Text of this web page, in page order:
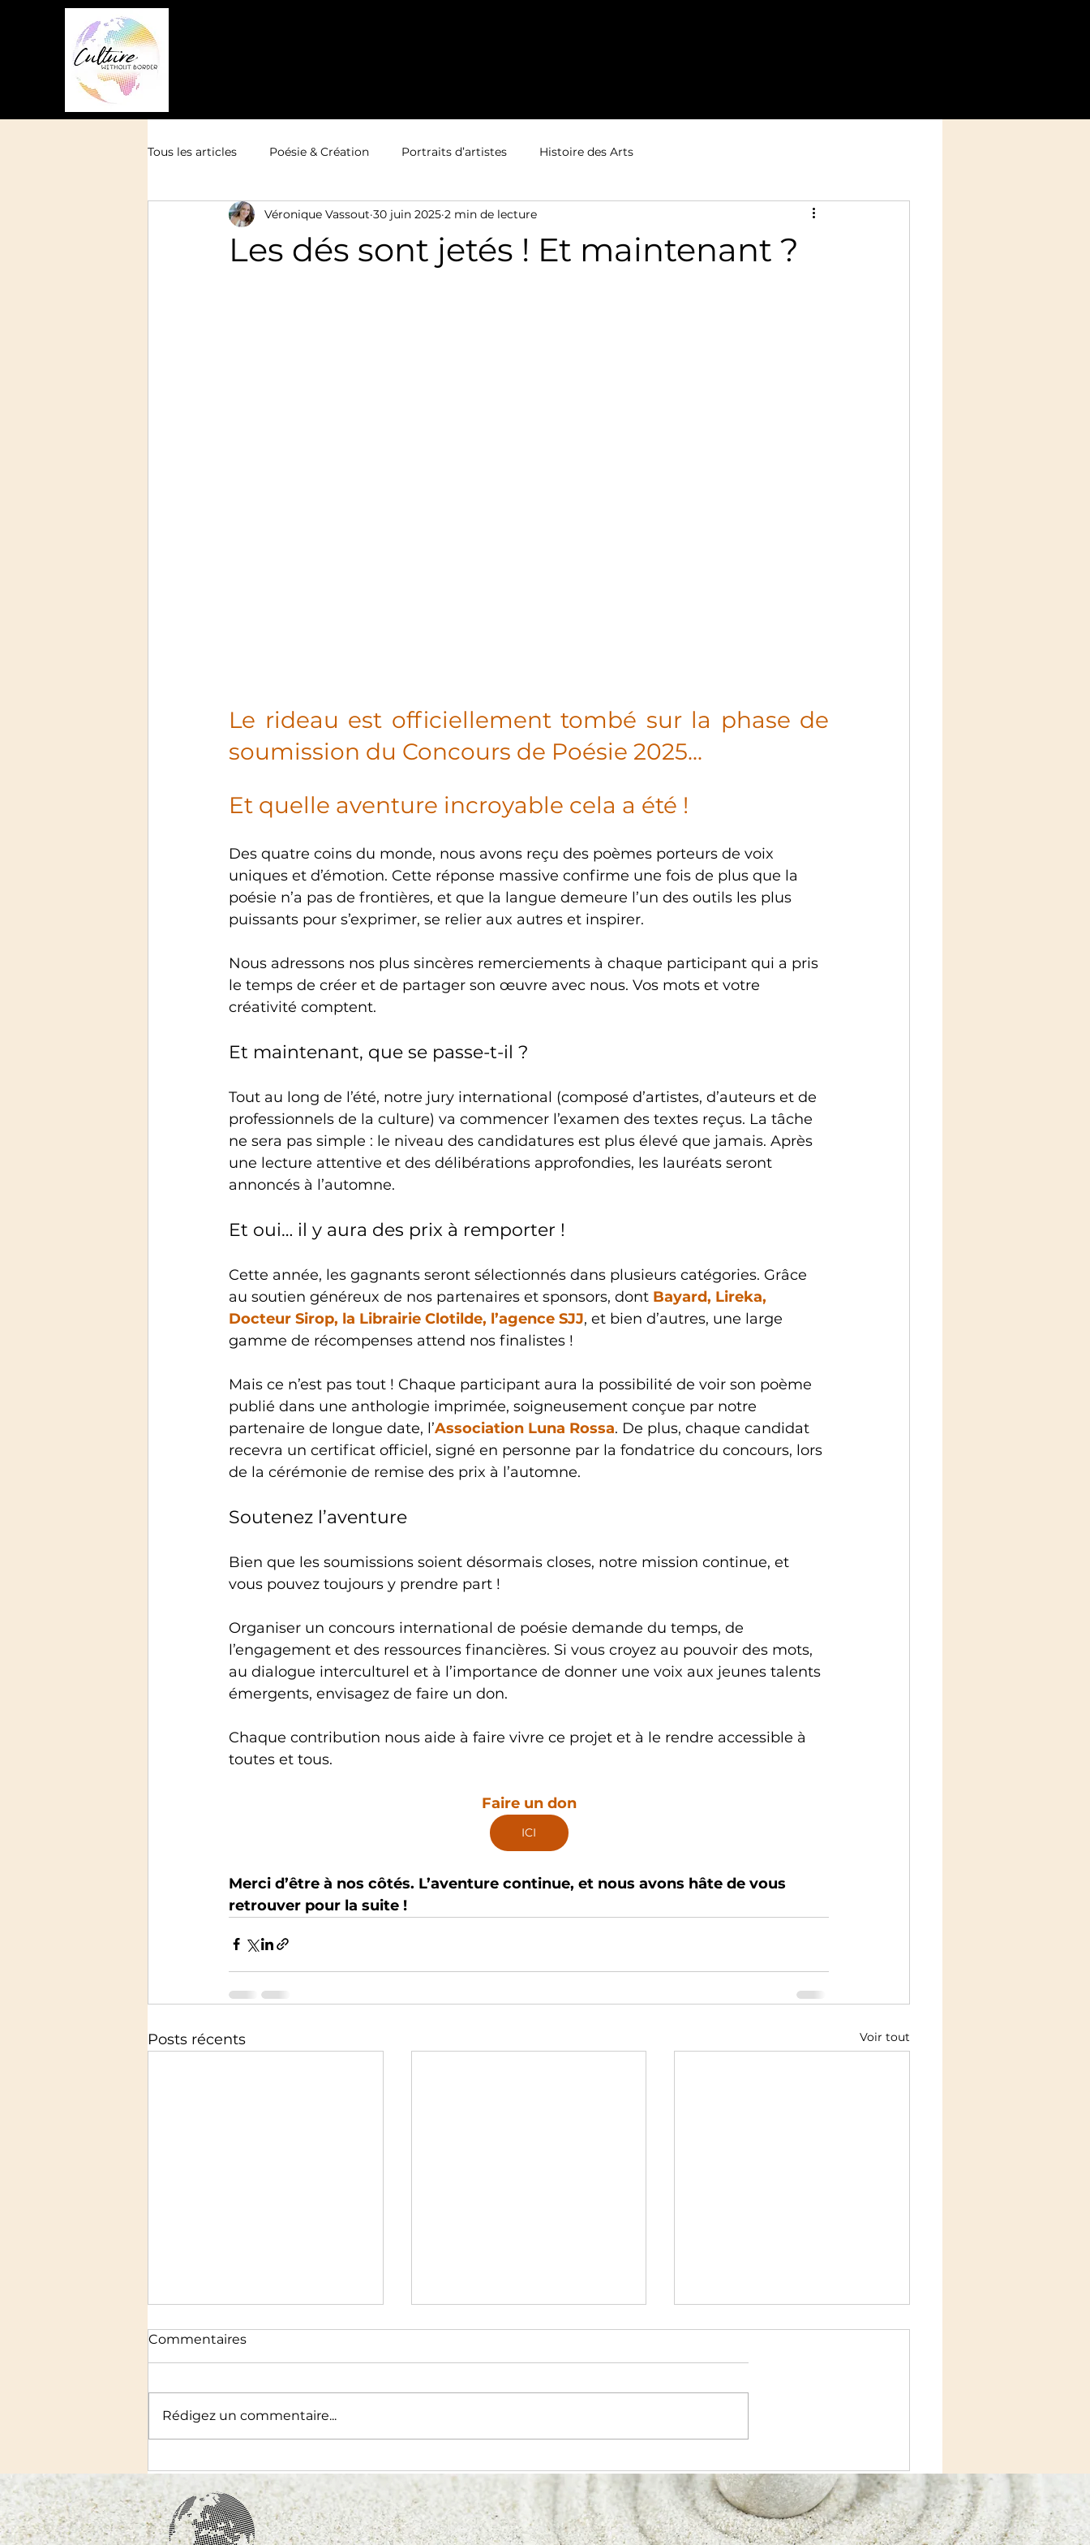
Tous les articles Poésie & Création Portraits d’artistes Histoire des Arts
Les dés sont jetés ! Et maintenant ?
Véronique Vassout 30 juin 2025 2 min de lecture
Le rideau est officiellement tombé sur la phase de
soumission du Concours de Poésie 2025...
Et quelle aventure incroyable cela a été !
Des quatre coins du monde, nous avons reçu des poèmes porteurs de voix
uniques et d’émotion. Cette réponse massive confirme une fois de plus que la
poésie n’a pas de frontières, et que la langue demeure l’un des outils les plus
puissants pour s’exprimer, se relier aux autres et inspirer.
Nous adressons nos plus sincères remerciements à chaque participant qui a pris
le temps de créer et de partager son œuvre avec nous. Vos mots et votre
créativité comptent.
Et maintenant, que se passe-t-il ?
Tout au long de l’été, notre jury international (composé d’artistes, d’auteurs et de
professionnels de la culture) va commencer l’examen des textes reçus. La tâche
ne sera pas simple : le niveau des candidatures est plus élevé que jamais. Après
une lecture attentive et des délibérations approfondies, les lauréats seront
annoncés à l’automne.
Et oui… il y aura des prix à remporter !
Cette année, les gagnants seront sélectionnés dans plusieurs catégories. Grâce
au soutien généreux de nos partenaires et sponsors, dont Bayard, Lireka,
Docteur Sirop, la Librairie Clotilde, l’agence SJJ, et bien d’autres, une large
gamme de récompenses attend nos finalistes !
Mais ce n’est pas tout ! Chaque participant aura la possibilité de voir son poème
publié dans une anthologie imprimée, soigneusement conçue par notre
partenaire de longue date, l’Association Luna Rossa. De plus, chaque candidat
recevra un certificat officiel, signé en personne par la fondatrice du concours, lors
de la cérémonie de remise des prix à l’automne.
Soutenez l’aventure
Bien que les soumissions soient désormais closes, notre mission continue, et
vous pouvez toujours y prendre part !
Organiser un concours international de poésie demande du temps, de
l’engagement et des ressources financières. Si vous croyez au pouvoir des mots,
au dialogue interculturel et à l’importance de donner une voix aux jeunes talents
émergents, envisagez de faire un don.
Chaque contribution nous aide à faire vivre ce projet et à le rendre accessible à
toutes et tous.
Faire un don
ICI
Merci d’être à nos côtés. L’aventure continue, et nous avons hâte de vous
retrouver pour la suite !
Posts récents Voir tout
Marion Fritsch, écrire la
jeunesse depuis l’intérieur
revient en 2026 Une
nouvelle édition pour
cartographier le cœur.
France a fait sa révolution
Commentaires
Rédigez un commentaire...